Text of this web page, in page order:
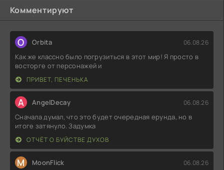
Комментируют
O Orbita 06.08.26
Как же классно было погрузиться в этот мир! Я просто в
восторге от персонажей и
ПРИВЕТ, ПЕЧЕНЬКА
A AngelDecay 06.08.26
Сначала думал, что это будет очередная ерунда, но в
итоге затянуло. Задумка
ОТЧЁТ О БУЙСТВЕ ДУХОВ
M MoonFlick 06.08.26